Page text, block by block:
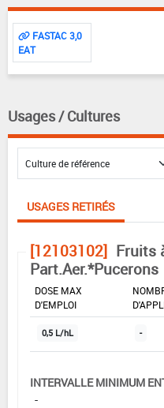
FASTAC 3,0
EAT
Usages / Cultures
USAGES RETIRÉS
[12103102] Fruits
Part.Aer.*Pucerons
DOSE MAX
D'EMPLOI
0,5 L/hL -
INTERVALLE MINIMUM
-